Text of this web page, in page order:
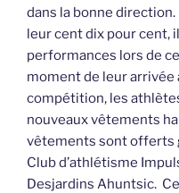
dans la bonne
leur cent dix pour cent,
performances lors de
moment de leur arrivée
compétition, les
nouveaux vêtements
vêtements sont offerts
Club d’athlétisme
Desjardins Ahuntsic.